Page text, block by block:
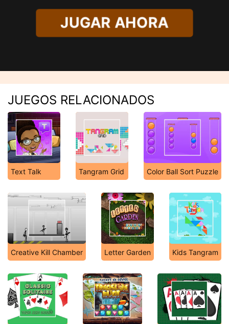
JUGAR AHORA
JUEGOS RELACIONADOS
Text Talk Tangram Grid Color Ball Sort Puzzle
Creative Kill Chamber Letter Garden Kids Tangram